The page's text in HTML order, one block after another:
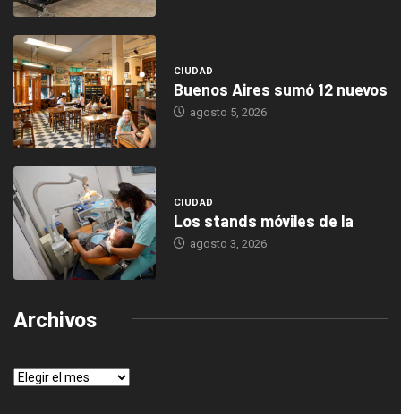
CIUDAD
Buenos Aires sumó 12 nuevos
agosto 5, 2026
CIUDAD
Los stands móviles de la
agosto 3, 2026
Archivos
Archivos